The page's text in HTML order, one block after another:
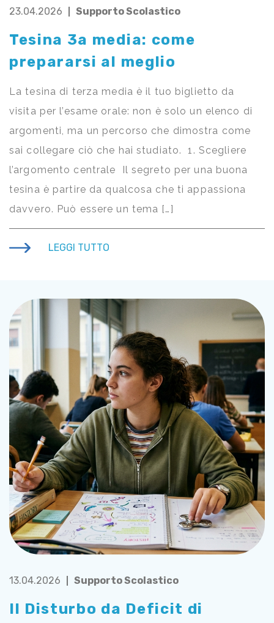
23.04.2026 Supporto Scolastico
Tesina 3a media: come
prepararsi al meglio
La tesina di terza media è il tuo biglietto da
visita per l’esame orale: non è solo un elenco di
argomenti, ma un percorso che dimostra come
sai collegare ciò che hai studiato. 1. Scegliere
l’argomento centrale Il segreto per una buona
tesina è partire da qualcosa che ti appassiona
davvero. Può essere un tema […]
LEGGI TUTTO
13.04.2026 Supporto Scolastico
Il Disturbo da Deficit di